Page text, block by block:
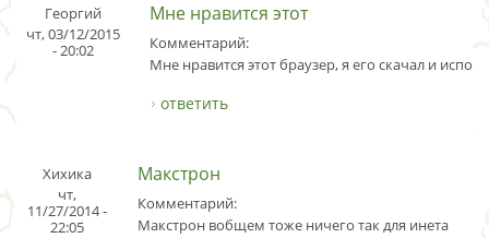
Георгий
чт, 03/12/2015
- 20:02
Мне нравится этот
Комментарий:
Мне нравится этот браузер, я его скачал и
ответить
Хихика
чт,
11/27/2014 -
22:05
Макстрон
Комментарий:
Макстрон вобщем тоже ничего так для инета